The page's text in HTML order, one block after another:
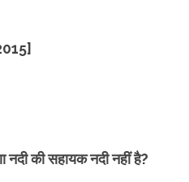
नदी की सहायक नदी नहीं है?